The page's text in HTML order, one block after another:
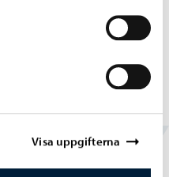
Visa uppgifterna
2